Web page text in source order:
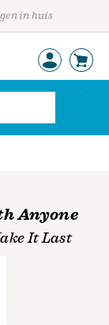
in huis
Anyone
It Last